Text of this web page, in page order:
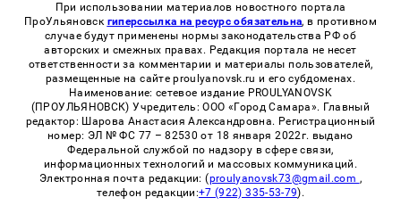
При использовании материалов новостного портала
ПроУльяновск гиперссылка на ресурс обязательна, в противном
случае будут применены нормы законодательства РФ об
авторских и смежных правах. Редакция портала не несет
ответственности за комментарии и материалы пользователей,
размещенные на сайте proulyanovsk.ru и его субдоменах.
Наименование: сетевое издание PROULYANOVSK
(ПРОУЛЬЯНОВСК) Учредитель: ООО «Город Самара». Главный
редактор: Шарова Анастасия Александровна. Регистрационный
номер: ЭЛ № ФС 77 – 82530 от 18 января 2022г. выдано
Федеральной службой по надзору в сфере связи,
информационных технологий и массовых коммуникаций.
Электронная почта редакции: (proulyanovsk73@gmail.com ,
телефон редакции:+7 (922) 335-53-79).